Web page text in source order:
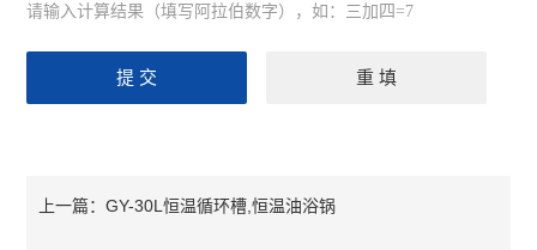
请输入计算结果（填写阿拉伯数字），如：三加四=7
上一篇：GY-30L恒温循环槽,恒温油浴锅